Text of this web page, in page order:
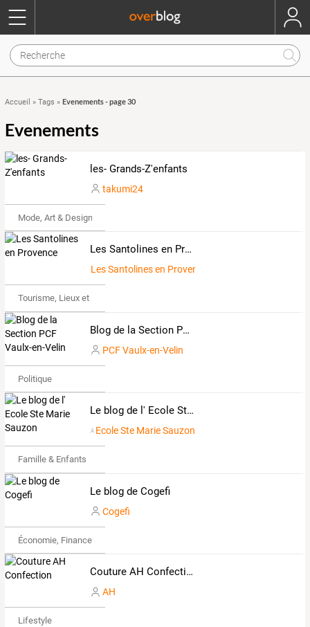
Accueil » Tags » Evenements - page 30
Evenements
les- Grands-Z'enfants
takumi24
Mode, Art & Design
Les Santolines en Provence
Les Santolines en Provence
Tourisme, Lieux et Événements
Blog de la Section PCF Vaulx-en-Velin
PCF Vaulx-en-Velin
Politique
Le blog de l' Ecole Ste Marie Sauzon
Ecole Ste Marie Sauzon
Famille & Enfants
Le blog de Cogefi
Cogefi
Économie, Finance & Droit
Couture AH Confection
AH
Lifestyle